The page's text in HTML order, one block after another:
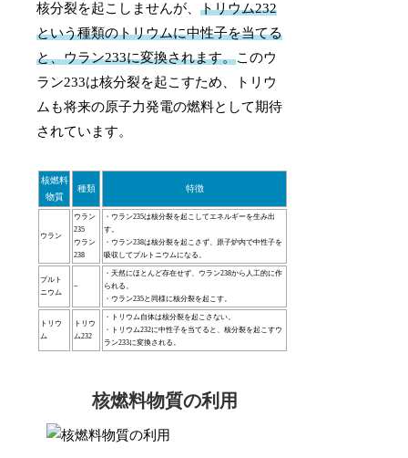
核分裂を起こしませんが、トリウム232
という種類のトリウムに中性子を当てる
と、ウラン233に変換されます。このウ
ラン233は核分裂を起こすため、トリウ
ムも将来の原子力発電の燃料として期待
されています。
核燃料
物質
種類 特徴
ウラン
ウラン
235
ウラン
238
・ウラン235は核分裂を起こしてエネルギーを生み出
す。
・ウラン238は核分裂を起こさず、原子炉内で中性子を
吸収してプルトニウムになる。
プルト
ニウム
–
・天然にほとんど存在せず、ウラン238から人工的に作
られる。
・ウラン235と同様に核分裂を起こす。
トリウ
ム
トリウ
ム232
・トリウム自体は核分裂を起こさない。
・トリウム232に中性子を当てると、核分裂を起こすウ
ラン233に変換される。
核燃料物質の利用